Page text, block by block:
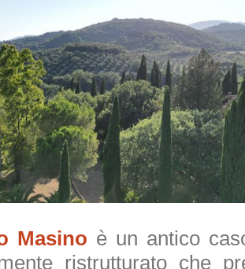
Masino è un antico
ristrutturato che